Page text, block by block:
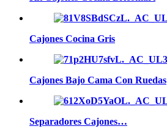
Cajones Cocina Gris
Cajones Bajo Cama Con Ruedas
Separadores Cajones…